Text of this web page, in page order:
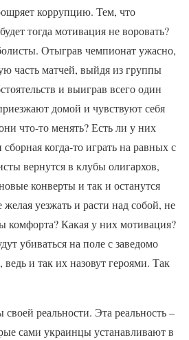
коррупцию. Тем, что
тогда мотивация не воровать?
Отыграв чемпионат ужасно,
часть матчей, выйдя из группы
и выиграв всего один
домой и чувствуют себя
что-то менять? Есть ли у них
когда-то играть на равных с
вернутся в клубы олигархов,
конверты и так и останутся
уезжать и расти над собой, не
комфорта? Какая у них мотивация?
убиваться на поле с заведомо
и так их назовут героями. Так
реальности. Эта реальность –
сами украинцы устанавливают в